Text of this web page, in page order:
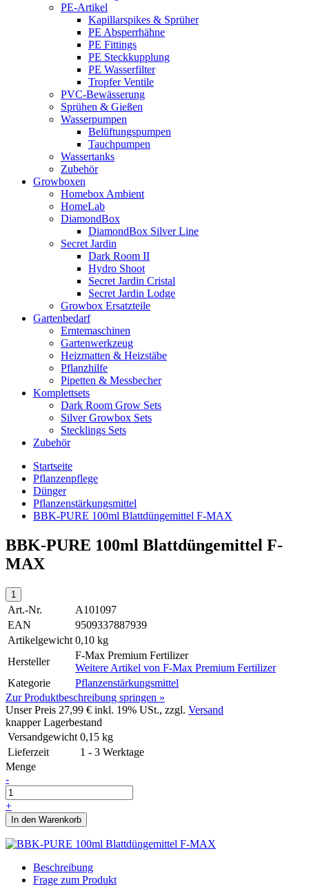
PE-Artikel
Kapillarspikes & Sprüher
PE Absperrhähne
PE Fittings
PE Steckkupplung
PE Wasserfilter
Tropfer Ventile
PVC-Bewässerung
Sprühen & Gießen
Wasserpumpen
Belüftungspumpen
Tauchpumpen
Wassertanks
Zubehör
Growboxen
Homebox Ambient
HomeLab
DiamondBox
DiamondBox Silver Line
Secret Jardin
Dark Room II
Hydro Shoot
Secret Jardin Cristal
Secret Jardin Lodge
Growbox Ersatzteile
Gartenbedarf
Erntemaschinen
Gartenwerkzeug
Heizmatten & Heizstäbe
Pflanzhilfe
Pipetten & Messbecher
Komplettsets
Dark Room Grow Sets
Silver Growbox Sets
Stecklings Sets
Zubehör
Startseite
Pflanzenpflege
Dünger
Pflanzenstärkungsmittel
BBK-PURE 100ml Blattdüngemittel F-MAX
BBK-PURE 100ml Blattdüngemittel F-
MAX
Art.-Nr.
A101097
EAN
9509337887939
Artikelgewicht 0,10 kg
Hersteller
F-Max Premium Fertilizer
Weitere Artikel von F-Max Premium Fertilizer
Kategorie
Pflanzenstärkungsmittel
Zur Produktbeschreibung springen »
Unser Preis 27,99 € inkl. 19% USt., zzgl. Versand
knapper Lagerbestand
Versandgewicht 0,15 kg
Lieferzeit
1 - 3 Werktage
Menge
-
+
In den Warenkorb
Beschreibung
Frage zum Produkt